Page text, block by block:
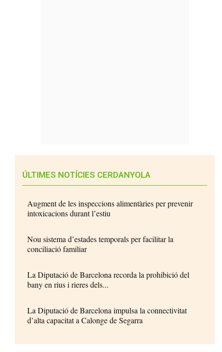
ÚLTIMES NOTÍCIES CERDANYOLA
Augment de les inspeccions alimentàries per prevenir
intoxicacions durant l’estiu
Nou sistema d’estades temporals per facilitar la
conciliació familiar
La Diputació de Barcelona recorda la prohibició del
bany en rius i rieres dels...
La Diputació de Barcelona impulsa la connectivitat
d’alta capacitat a Calonge de Segarra